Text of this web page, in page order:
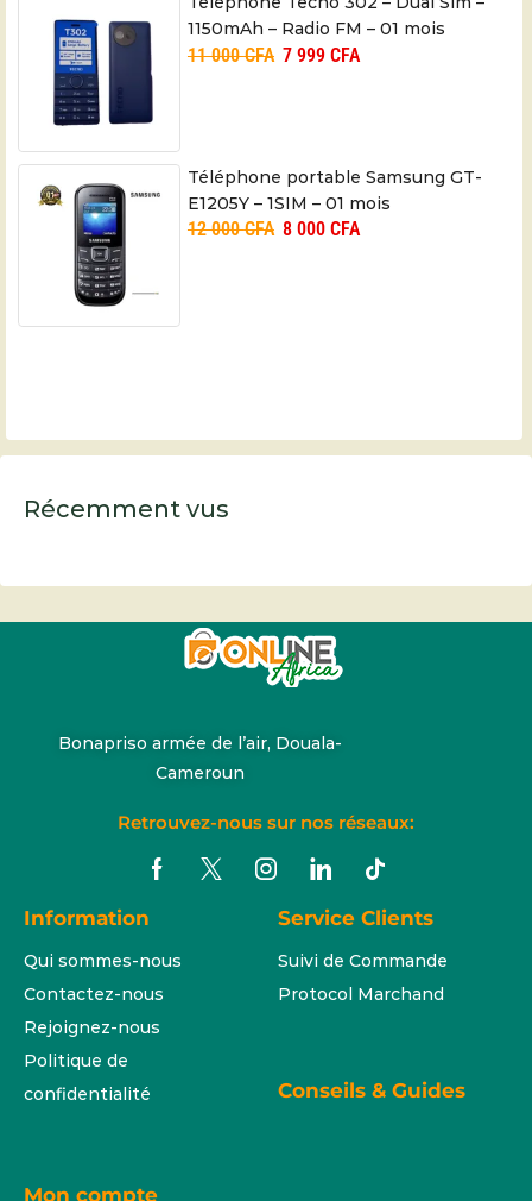
1150mAh – Radio FM – 01 mois
11 000CFA 7 999 CFA
Téléphone portable Samsung GT-
E1205Y – 1SIM – 01 mois
12 000CFA 8 000 CFA
Récemment vus
Bonapriso armée de l’air, Douala-
Cameroun
Retrouvez-nous sur nos réseaux:
Information
Qui sommes-nous
Contactez-nous
Rejoignez-nous
Politique de
confidentialité
Service Clients
Suivi de Commande
Protocol Marchand
Conseils & Guides
Mon compte